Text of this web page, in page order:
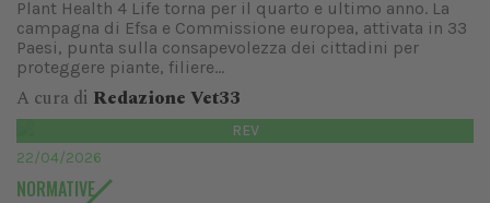
Plant Health 4 Life torna per il quarto e ultimo anno. La
campagna di Efsa e Commissione europea, attivata in 33
Paesi, punta sulla consapevolezza dei cittadini per
proteggere piante, filiere...
A cura di Redazione Vet33
REV
22/04/2026
NORMATIVE